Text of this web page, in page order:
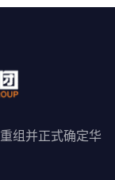
组并正式确定华